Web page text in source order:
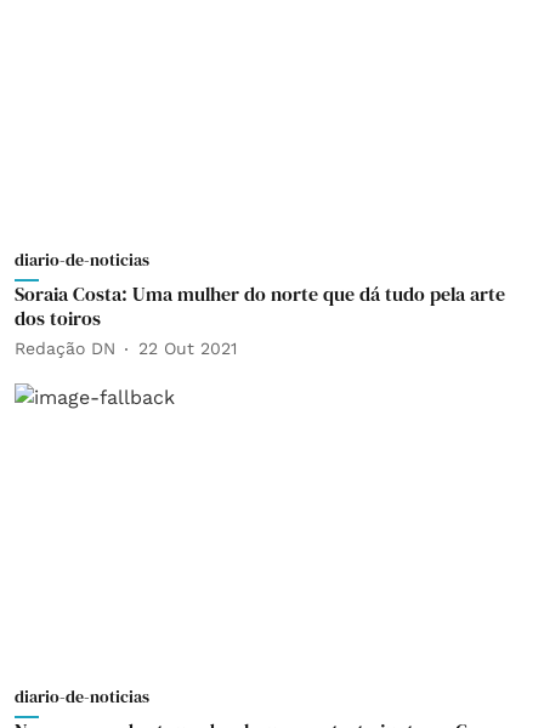
diario-de-noticias
Soraia Costa: Uma mulher do norte que dá tudo pela arte
dos toiros
Redação DN 22 Out 2021
diario-de-noticias